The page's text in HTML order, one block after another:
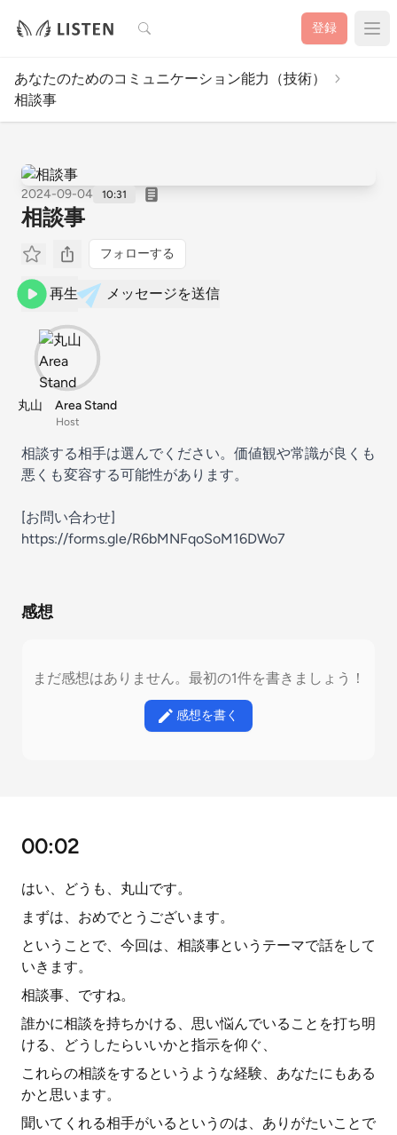
検索 登録
あなたのためのコミュニケーション能力（技術）
相談事
2024-09-04 10:31
相談事
フォローする
再生 メッセージを送信
丸山 Area Stand
Host
相談する相手は選んでください。価値観や常識が良くも
悪くも変容する可能性があります。
[お問い合わせ]
https://forms.gle/R6bMNFqoSoM16DWo7
感想
まだ感想はありません。最初の1件を書きましょう！
感想を書く
00:02
はい、どうも、丸山です。
まずは、おめでとうございます。
ということで、今回は、相談事というテーマで話をして
いきます。
相談事、ですね。
誰かに相談を持ちかける、思い悩んでいることを打ち明
ける、どうしたらいいかと指示を仰ぐ、
これらの相談をするというような経験、あなたにもある
かと思います。
聞いてくれる相手がいるというのは、ありがたいことで